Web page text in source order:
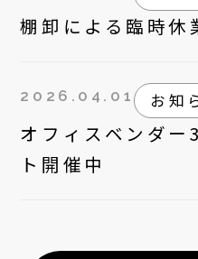
棚卸による臨時休
2026.04.01 お知
オフィスベンダ
ト開催中